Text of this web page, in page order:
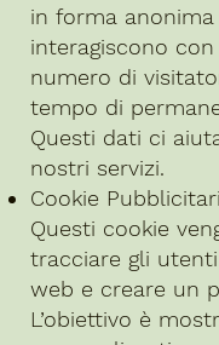
in forma
interagiscono
numero di
tempo di
Questi dati ci
nostri servizi.
Cookie
Questi cookie
tracciare gli
web e creare un
L’obiettivo è